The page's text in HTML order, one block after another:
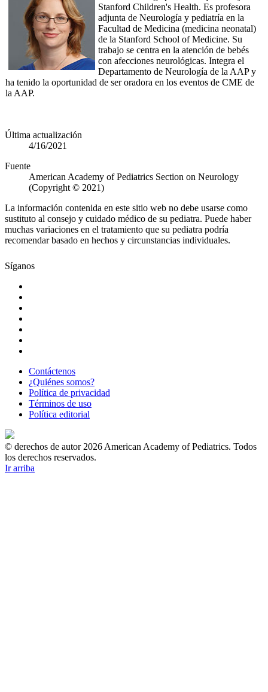
Stanford Children's Health. Es profesora
adjunta de Neurología y pediatría en la
Facultad de Medicina (medicina neonatal)
de la Stanford School of Medicine. Su
trabajo se centra en la atención de bebés
con afecciones neurológicas. Integra el
Departamento de Neurología de la AAP y
ha tenido la oportunidad de ser oradora en los eventos de CME de
la AAP.​
Última actualización
4/16/2021
Fuente
American Academy of Pediatrics Section on Neurology
(Copyright © 2021)
La información contenida en este sitio web no debe usarse como
sustituto al consejo y cuidado médico de su pediatra. Puede haber
muchas variaciones en el tratamiento que su pediatra podría
recomendar basado en hechos y circunstancias individuales.
Síganos
Contáctenos
¿Quiénes somos?
Política de privacidad
Términos de uso
Política editorial
© derechos de autor 2026 American Academy of Pediatrics. Todos
los derechos reservados.
Ir arriba